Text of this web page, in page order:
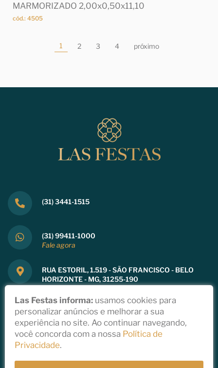
MARMORIZADO 2,00x0,50x11,10
cód.: 4505
1 2 3 4 próximo
(31) 3441-1515
(31) 99411-1000
Fale agora
RUA ESTORIL, 1.519 - SÃO FRANCISCO - BELO
HORIZONTE - MG, 31255-190
Copyright 2021
Las Festas informa: usamos cookies para
personalizar anúncios e melhorar a sua
experiência no site. Ao continuar navegando,
você concorda com a nossa Política de
Privacidade.